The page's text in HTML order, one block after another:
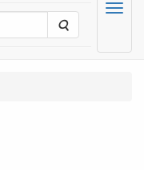
Zoeken
Menu